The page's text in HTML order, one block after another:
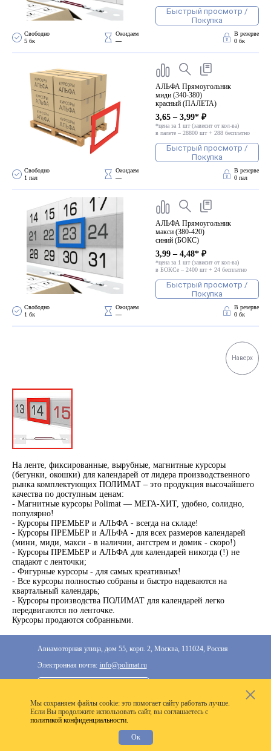
Быстрый просмотр /
Покупка
Свободно
5 бк
Ожидаем
—
В резерве
0 бк
АЛЬФА Прямоугольник
миди (340-380)
красный (ПАЛЕТА)
3,65 – 3,99* ₽
*цена за 1 шт (зависит от кол-ва)
в палете – 28800 шт + 288 бесплатно
Быстрый просмотр /
Покупка
Свободно
1 пал
Ожидаем
—
В резерве
0 пал
АЛЬФА Прямоугольник
макси (380-420)
синий (БОКС)
3,99 – 4,48* ₽
*цена за 1 шт (зависит от кол-ва)
в БОКСе – 2400 шт + 24 бесплатно
Быстрый просмотр /
Покупка
Свободно
1 бк
Ожидаем
—
В резерве
0 бк
Наверх
На ленте, фиксированные, вырубные, магнитные курсоры
(бегунки, окошки) для календарей от лидера производственного
рынка комплектующих ПОЛИМАТ – это продукция высочайшего
качества по доступным ценам:
- Магнитные курсоры Polimat — МЕГА-ХИТ, удобно, солидно,
популярно!
- Курсоры ПРЕМЬЕР и АЛЬФА - всегда на складе!
- Курсоры ПРЕМЬЕР и АЛЬФА - для всех размеров календарей
(мини, миди, макси - в наличии, ангстрем и домик - скоро!)
- Курсоры ПРЕМЬЕР и АЛЬФА для календарей никогда (!) не
спадают с ленточки;
- Фигурные курсоры - для самых креативных!
- Все курсоры полностью собраны и быстро надеваются на
квартальный календарь;
- Курсоры производства ПОЛИМАТ для календарей легко
передвигаются по ленточке.
Курсоры продаются собранными.
Авиамоторная улица, дом 55, корп. 2, Москва, 111024, Россия
Электронная почта: info@polimat.ru
2020–2026 © Компания «Полимат»: ООО «Все для
календарей», ИНН 7718300356
Разработка сайта —VoxWeb
Мы cохраняем файлы cookie: это помогает сайту работать лучше.
Если Вы продолжите использовать сайт, вы соглашаетесь с
политикой конфиденциальности.
Ок